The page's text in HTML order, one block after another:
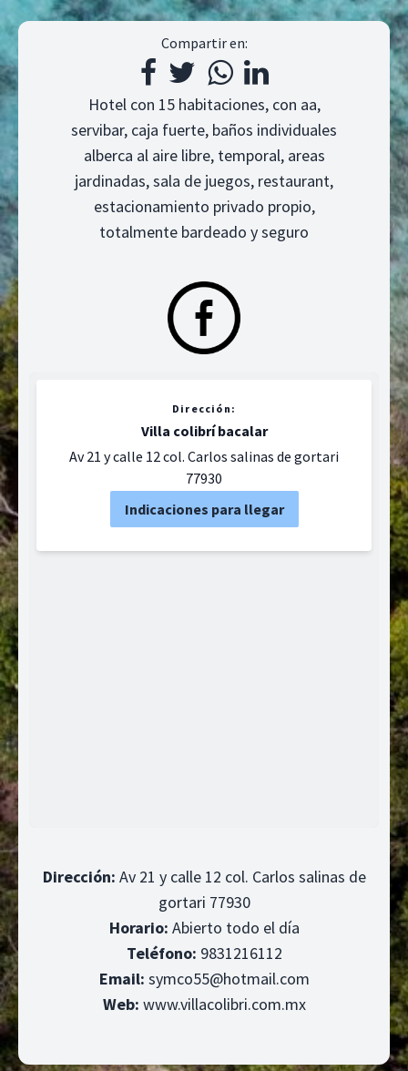
Compartir en:
Hotel con 15 habitaciones, con aa,
servibar, caja fuerte, baños individuales
alberca al aire libre, temporal, areas
jardinadas, sala de juegos, restaurant,
estacionamiento privado propio,
totalmente bardeado y seguro
Dirección:
Villa colibrí bacalar
Av 21 y calle 12 col. Carlos salinas de gortari
77930
Indicaciones para llegar
Dirección: Av 21 y calle 12 col. Carlos salinas de
gortari 77930
Horario: Abierto todo el día
Teléfono: 9831216112
Email: symco55@hotmail.com
Web: www.villacolibri.com.mx